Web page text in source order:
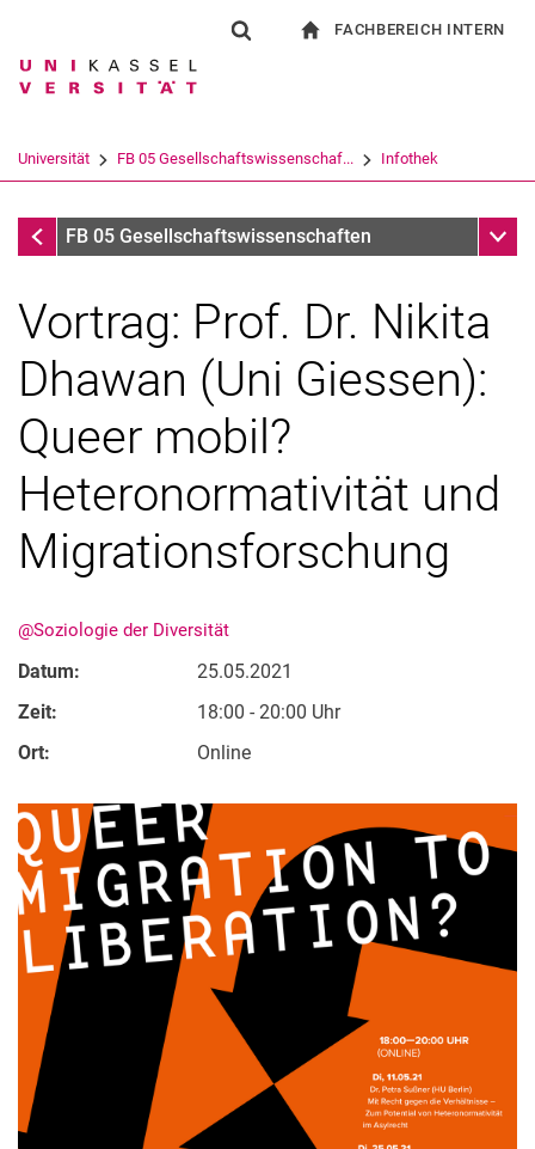
Springe direkt zu: Inhalt
Springe direkt zu: Suche
Springe direkt zu:
Suchbegriff
Suchen (öffnet externen Link in einem
FACHBEREICH INTERN
Universität FB 05 Gesellschaftswissenschaf... Infothek
InfothekFB 05 Gesellschaftswissenschaften
Alle Meldungen
Alle Termine
Vortrag: Prof. Dr. Nikita
Dhawan (Uni Giessen):
Queer mobil?
Heteronormativität und
Migrationsforschung
@Soziologie der Diversität
Datum:
25.05.2021
Zeit:
18:00 - 20:00 Uhr
Ort:
Online